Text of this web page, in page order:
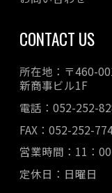
CONTACT US
所在地：〒460-
新商事ビル1F
電話：052-252-
FAX：052-252-
営業時間：11：
定休日：日曜日